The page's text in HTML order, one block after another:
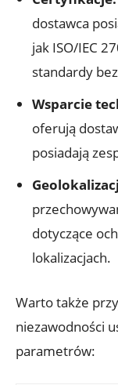
dostawca
jak​ ISO/IEC
standardy⁢
Wsparcie
oferują
posiadają
dotyczące
lokalizacjach.
Warto‍ także
niezawodności
parametrów: